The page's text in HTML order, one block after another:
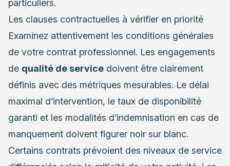
particuliers.
Les clauses contractuelles à vérifier en priorité
Examinez attentivement les conditions générales
de votre contrat professionnel. Les engagements
de qualité de service doivent être clairement
définis avec des métriques mesurables. Le délai
maximal d’intervention, le taux de disponibilité
garanti et les modalités d’indemnisation en cas de
manquement doivent figurer noir sur blanc.
Certains contrats prévoient des niveaux de service